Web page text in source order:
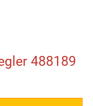
488189